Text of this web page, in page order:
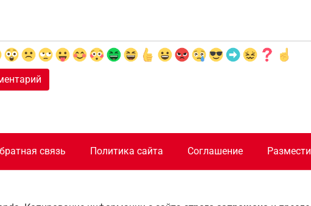
связь Политика сайта Соглашение